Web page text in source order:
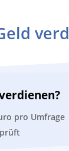
pro Umfrage